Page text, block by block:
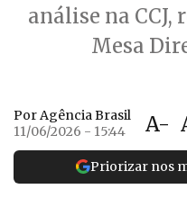
análise na
Mesa
Por Agência Brasil
11/06/2026 - 15:44
A-
Priorizar nos